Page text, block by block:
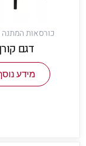
כורסאות המתנה
דגם
מידע